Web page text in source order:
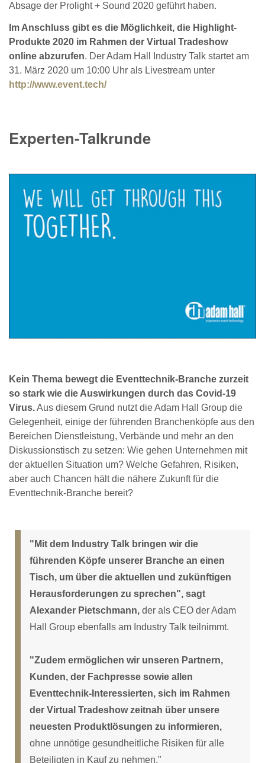
Absage der Prolight + Sound 2020 geführt haben.
Im Anschluss gibt es die Möglichkeit, die Highlight-
Produkte 2020 im Rahmen der Virtual Tradeshow
online abzurufen. Der Adam Hall Industry Talk startet am
31. März 2020 um 10:00 Uhr als Livestream unter
http://www.event.tech/
Experten-Talkrunde
Kein Thema bewegt die Eventtechnik-Branche zurzeit
so stark wie die Auswirkungen durch das Covid-19
Virus.Aus diesem Grund nutzt die Adam Hall Group die
Gelegenheit, einige der führenden Branchenköpfe aus den
Bereichen Dienstleistung, Verbände und mehr an den
Diskussionstisch zu setzen: Wie gehen Unternehmen mit
der aktuellen Situation um? Welche Gefahren, Risiken,
aber auch Chancen hält die nähere Zukunft für die
Eventtechnik-Branche bereit?
"Mit dem Industry Talk bringen wir die
führenden Köpfe unserer Branche an einen
Tisch, um über die aktuellen und zukünftigen
Herausforderungen zu sprechen", sagt
Alexander Pietschmann, der als CEO der Adam
Hall Group ebenfalls am Industry Talk teilnimmt.
"Zudem ermöglichen wir unseren Partnern,
Kunden, der Fachpresse sowie allen
Eventtechnik-Interessierten, sich im Rahmen
der Virtual Tradeshow zeitnah über unsere
neuesten Produktlösungen zu informieren,
ohne unnötige gesundheitliche Risiken für alle
Beteiligten in Kauf zu nehmen."